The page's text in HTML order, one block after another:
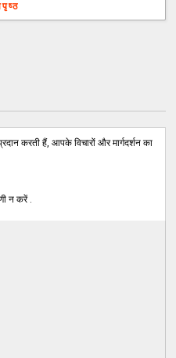
करती हैं, आपके विचारों और मार्गदर्शन का
न करें .